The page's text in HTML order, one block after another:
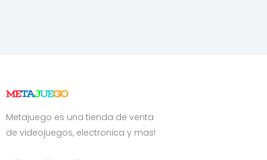
Metajuego es una tienda de venta
de videojuegos, electronica y mas!